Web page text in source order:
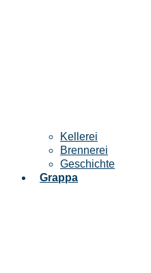
Kellerei
Brennerei
Geschichte
Grappa